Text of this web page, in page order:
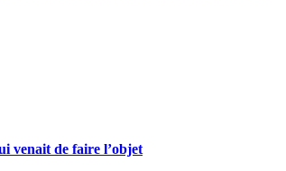
venait de faire l’objet